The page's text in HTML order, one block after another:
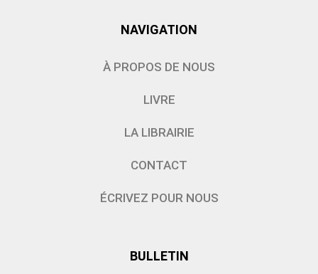
NAVIGATION
À PROPOS DE NOUS
LIVRE
LA LIBRAIRIE
CONTACT
ÉCRIVEZ POUR NOUS
BULLETIN